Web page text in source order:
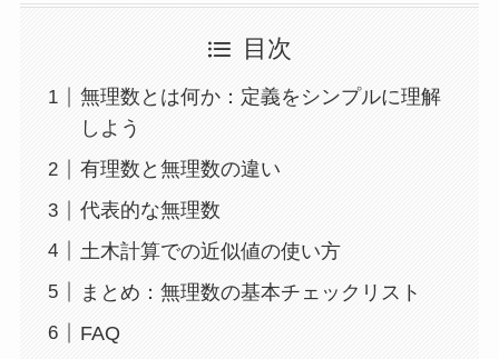
目次
無理数とは何か：定義をシンプルに理解
しよう
有理数と無理数の違い
代表的な無理数
土木計算での近似値の使い方
まとめ：無理数の基本チェックリスト
FAQ